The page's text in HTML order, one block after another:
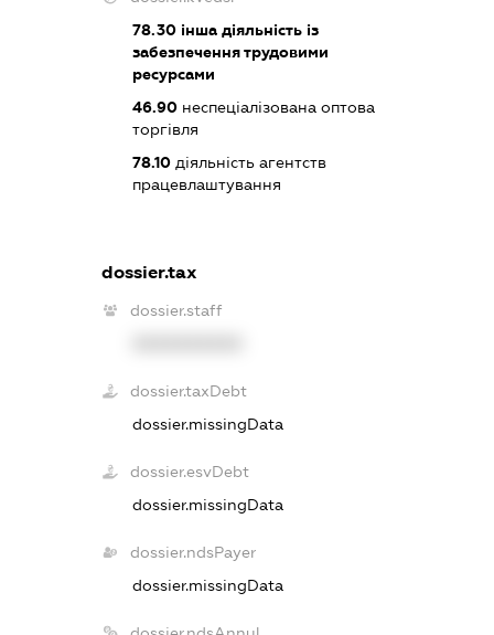
78.30інша діяльність із
забезпечення трудовими
ресурсами
46.90неспеціалізована оптова
торгівля
78.10діяльність агентств
працевлаштування
dossier.tax
dossier.staff
dossier.taxDebt
dossier.missingData
dossier.esvDebt
dossier.missingData
dossier.ndsPayer
dossier.missingData